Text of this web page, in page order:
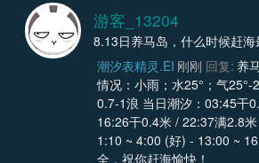
游客_13204
8.13日养马岛，什么时候赶海
潮汐表精灵.EI 刚刚 回复: 养
情况：小雨；水25°；气25°-
0.7-1浪 当日潮汐：03:45干
16:26干0.4米 / 22:37满2.8
1:10 ~ 4:00 (好) - 13:00 ~
全，祝你赶海愉快！